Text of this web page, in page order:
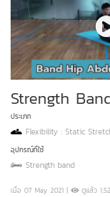
Strength
ประเภท
Flexibility : Static
อุปกรณ์ที่ใช้
Strength band
เมื่อ 07 May 2021 | ดูแล้ว